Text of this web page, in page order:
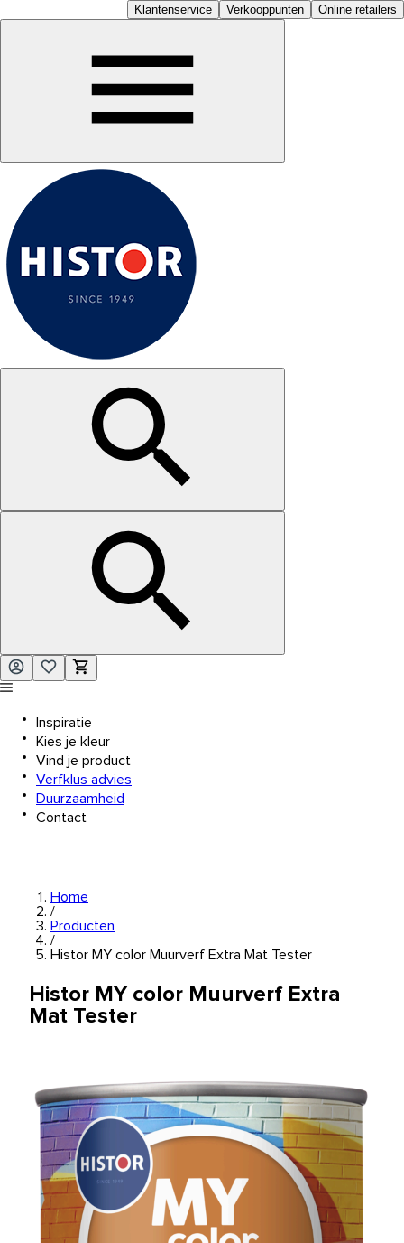
Klantenservice Verkooppunten Online retailers
Inspiratie
Kies je kleur
Vind je product
Verfklus advies
Duurzaamheid
Contact
Home
/
Producten
/
Histor MY color Muurverf Extra Mat Tester
Histor MY color Muurverf Extra
Mat Tester